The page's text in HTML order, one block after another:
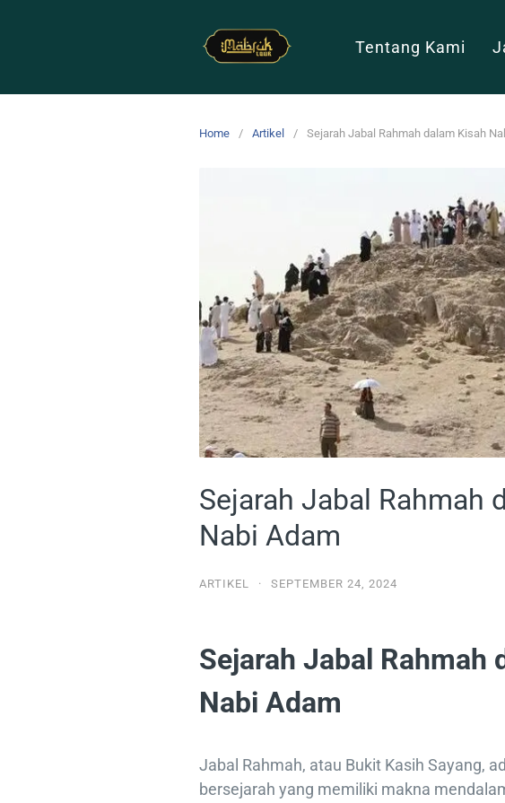
Tentang Kami
Home Artikel Sejarah Jabal Rahmah dalam Kisah
Sejarah Jabal Rahmah
Nabi Adam
ARTIKEL · SEPTEMBER 24, 2024
Sejarah Jabal Rahmah
Nabi Adam
Jabal Rahmah, atau Bukit Kasih Sayang,
bersejarah yang memiliki makna